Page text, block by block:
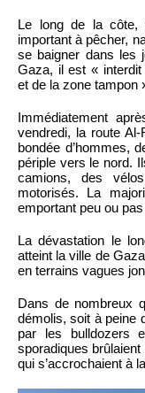
Le long de la côte,
important à pêcher,
se baigner dans les
Gaza, il est « interdit
et de la zone tampon
Immédiatement
vendredi, la route
bondée d’hommes,
périple vers le nord.
camions, des
motorisés. La
emportant peu ou
La dévastation le
atteint la ville de
en terrains vagues
Dans de nombreux
démolis, soit à peine
par les bulldozers
sporadiques
qui s’accrochaient à